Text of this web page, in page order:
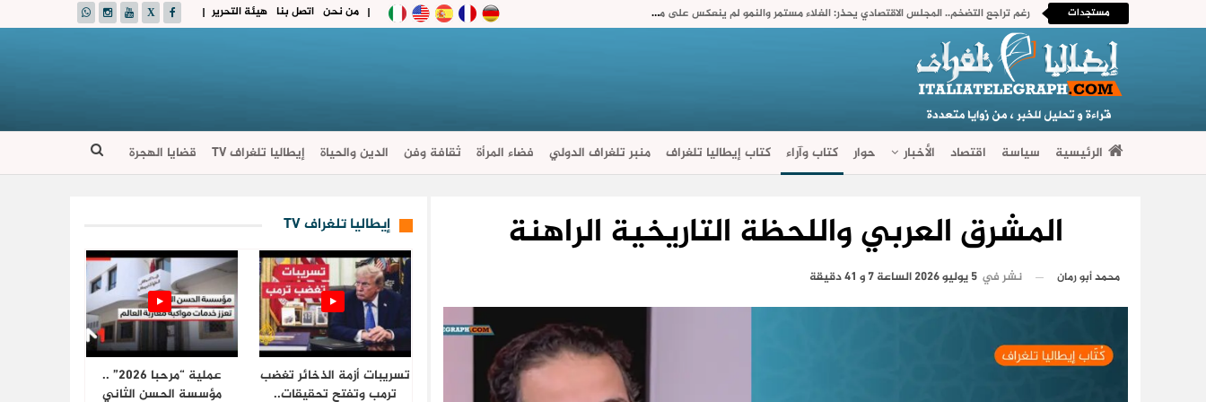
| هيئة التحرير اتصل بنا من نحن | مستجدات رغم تراجع التضخم.. المجلس الاقتصادي يحذر: الغلاء مستمر والنمو لم ينعكس على معيشة المغاربة
الرئيسية سياسة اقتصاد الأخبار حوار كتاب وآراء كتاب إيطاليا تلغراف منبر تلغراف الدولي فضاء المرأة ثقافة وفن الدين والحياة إيطاليا تلغراف TV قضايا الهجرة
المشرق العربي واللحظة التاريخية الراهنة
محمد أبو رمان نشر في 5 يوليو 2026 الساعة 7 و 41 دقيقة
إيطاليا تلغراف TV
تسريبات أزمة الذخائر تغضب
ترمب وتفتح تحقيقات..
عملية “مرحبا 2026” ..
مؤسسة الحسن الثاني